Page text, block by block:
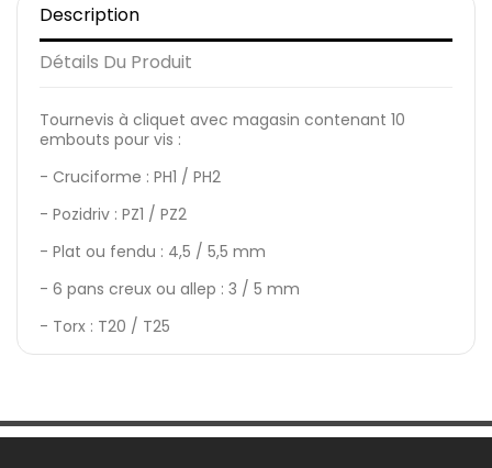
Description
Détails Du Produit
Tournevis à cliquet avec magasin contenant 10
embouts pour vis :
- Cruciforme : PH1 / PH2
- Pozidriv : PZ1 / PZ2
- Plat ou fendu : 4,5 / 5,5 mm
- 6 pans creux ou allep : 3 / 5 mm
- Torx : T20 / T25